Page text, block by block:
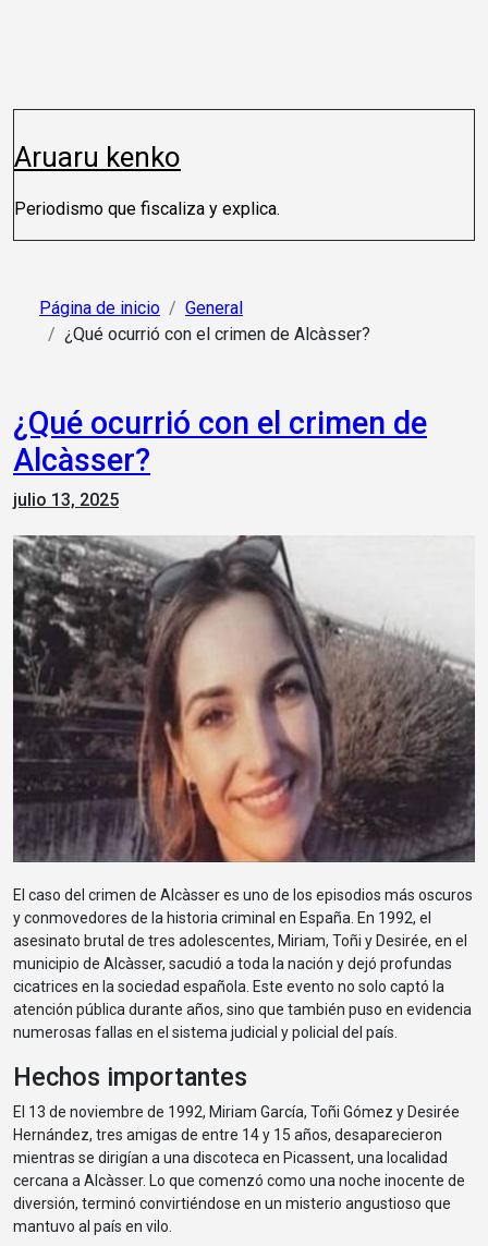
Aruaru kenko
Periodismo que fiscaliza y explica.
Página de inicio
General
¿Qué ocurrió con el crimen de Alcàsser?
¿Qué ocurrió con el crimen de
Alcàsser?
julio 13, 2025
El caso del crimen de Alcàsser es uno de los episodios más oscuros
y conmovedores de la historia criminal en España. En 1992, el
asesinato brutal de tres adolescentes, Miriam, Toñi y Desirée, en el
municipio de Alcàsser, sacudió a toda la nación y dejó profundas
cicatrices en la sociedad española. Este evento no solo captó la
atención pública durante años, sino que también puso en evidencia
numerosas fallas en el sistema judicial y policial del país.
Hechos importantes
El 13 de noviembre de 1992, Miriam García, Toñi Gómez y Desirée
Hernández, tres amigas de entre 14 y 15 años, desaparecieron
mientras se dirigían a una discoteca en Picassent, una localidad
cercana a Alcàsser. Lo que comenzó como una noche inocente de
diversión, terminó convirtiéndose en un misterio angustioso que
mantuvo al país en vilo.